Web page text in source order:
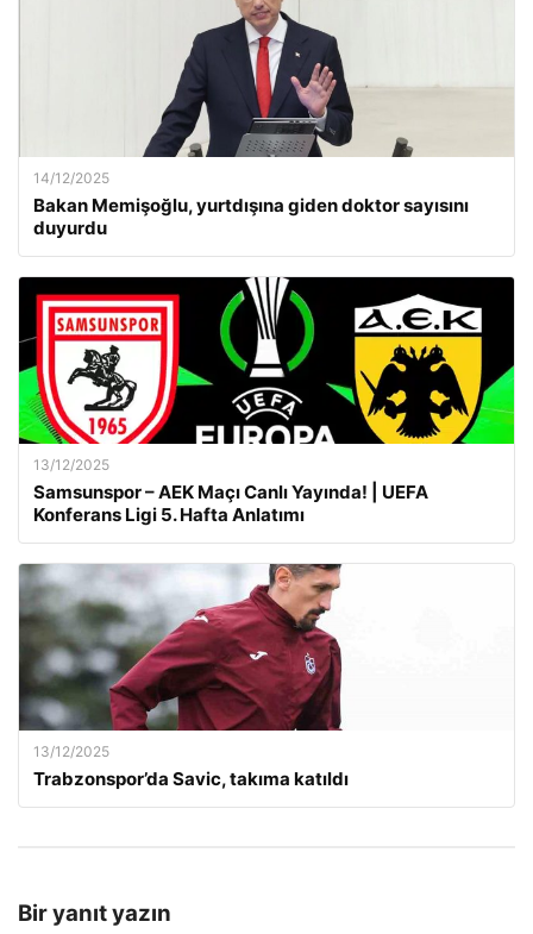
14/12/2025
Bakan Memişoğlu, yurtdışına giden doktor sayısını
duyurdu
13/12/2025
Samsunspor – AEK Maçı Canlı Yayında! | UEFA
Konferans Ligi 5. Hafta Anlatımı
13/12/2025
Trabzonspor’da Savic, takıma katıldı
Bir yanıt yazın